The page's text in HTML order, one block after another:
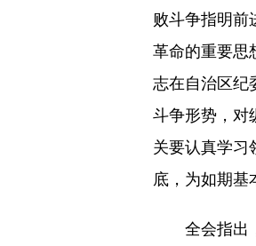
败斗争指明前
革命的重要思
志在自治区纪
斗争形势，对
关要认真学习
底，为如期基
全会指出，